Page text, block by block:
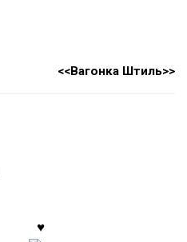
<<Вагонка Штиль>>